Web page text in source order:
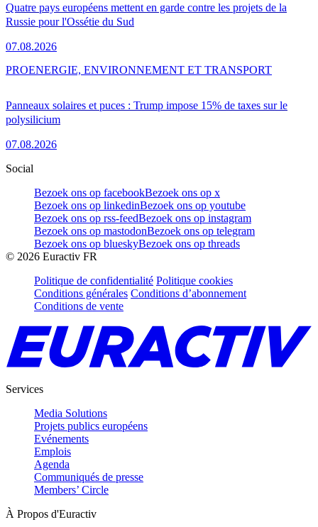
Quatre pays européens mettent en garde contre les projets de la
Russie pour l'Ossétie du Sud
07.08.2026
Panneaux solaires et puces : Trump impose 15% de taxes sur le
polysilicium
07.08.2026
PROENERGIE, ENVIRONNEMENT ET TRANSPORT
Social
Bezoek ons op facebookBezoek ons op x
Bezoek ons op linkedinBezoek ons op youtube
Bezoek ons op rss-feedBezoek ons op instagram
Bezoek ons op mastodonBezoek ons op telegram
Bezoek ons op blueskyBezoek ons op threads
© 2026 Euractiv FR
Politique de confidentialité Politique cookies
Conditions générales Conditions d’abonnement
Conditions de vente
Services
Media Solutions
Projets publics européens
Evénements
Emplois
Agenda
Communiqués de presse
Members’ Circle
À Propos d'Euractiv